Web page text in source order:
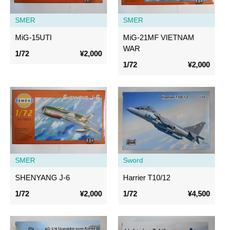
SMER
MiG-15UTI
1/72
¥2,000
SMER
MiG-21MF VIETNAM
WAR
1/72
¥2,000
SMER
SHENYANG J-6
1/72
¥2,000
Sword
Harrier T10/12
1/72
¥4,500